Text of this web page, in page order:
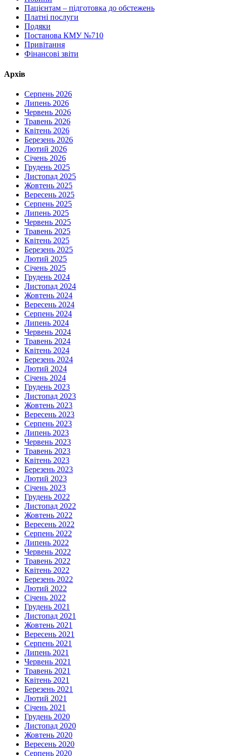
Пацієнтам – підготовка до обстежень
Платні послуги
Подяки
Постанова КМУ №710
Привітання
Фінансові звіти
Архів
Серпень 2026
Липень 2026
Червень 2026
Травень 2026
Квітень 2026
Березень 2026
Лютий 2026
Січень 2026
Грудень 2025
Листопад 2025
Жовтень 2025
Вересень 2025
Серпень 2025
Липень 2025
Червень 2025
Травень 2025
Квітень 2025
Березень 2025
Лютий 2025
Січень 2025
Грудень 2024
Листопад 2024
Жовтень 2024
Вересень 2024
Серпень 2024
Липень 2024
Червень 2024
Травень 2024
Квітень 2024
Березень 2024
Лютий 2024
Січень 2024
Грудень 2023
Листопад 2023
Жовтень 2023
Вересень 2023
Серпень 2023
Липень 2023
Червень 2023
Травень 2023
Квітень 2023
Березень 2023
Лютий 2023
Січень 2023
Грудень 2022
Листопад 2022
Жовтень 2022
Вересень 2022
Серпень 2022
Липень 2022
Червень 2022
Травень 2022
Квітень 2022
Березень 2022
Лютий 2022
Січень 2022
Грудень 2021
Листопад 2021
Жовтень 2021
Вересень 2021
Серпень 2021
Липень 2021
Червень 2021
Травень 2021
Квітень 2021
Березень 2021
Лютий 2021
Січень 2021
Грудень 2020
Листопад 2020
Жовтень 2020
Вересень 2020
Серпень 2020